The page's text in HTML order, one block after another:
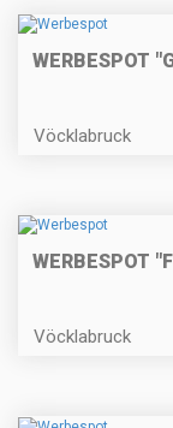
WERBESPOT
Vöcklabruck
WERBESPOT
Vöcklabruck